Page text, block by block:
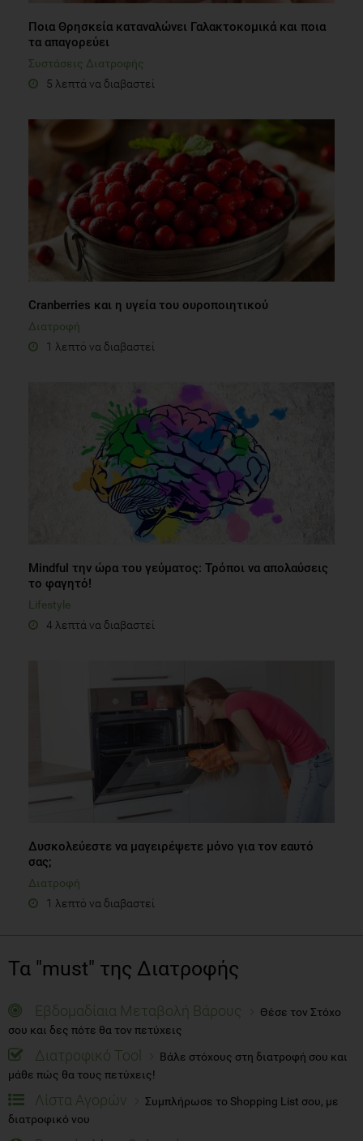
Ποια Θρησκεία καταναλώνει Γαλακτοκομικά και ποια
τα απαγορεύει
Συστάσεις Διατροφής
5 λεπτά να διαβαστεί
Cranberries και η υγεία του ουροποιητικού
Διατροφή
1 λεπτό να διαβαστεί
Mindful την ώρα του γεύματος: Τρόποι να απολαύσεις
το φαγητό!
Lifestyle
4 λεπτά να διαβαστεί
Δυσκολεύεστε να μαγειρέψετε μόνο για τον εαυτό
σας;
Διατροφή
1 λεπτό να διαβαστεί
Τα "must" της Διατροφής
Εβδομαδίαια Μεταβολή Βάρους
Θέσε τον Στόχο
σου και δες πότε θα τον πετύχεις
Διατροφικό Tool
Βάλε στόχους στη διατροφή σου και
μάθε πώς θα τους πετύχεις!
Λίστα Αγορών
Συμπλήρωσε το Shopping List σου, με
διατροφικό νου